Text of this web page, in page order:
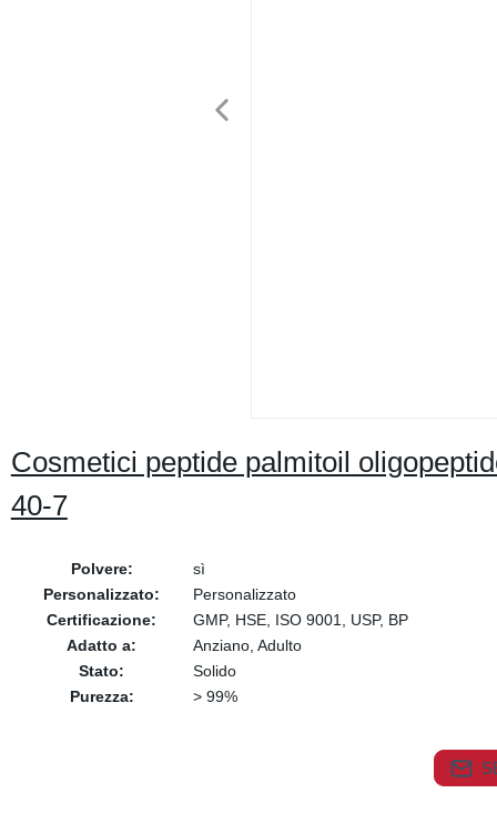
Cosmetici peptide palmitoil
40-7
Polvere:
sì
Personalizzato:
Personalizzato
Certificazione:
GMP, HSE, ISO 9001, USP, BP
Adatto a:
Anziano, Adulto
Stato:
Solido
Purezza:
> 99%